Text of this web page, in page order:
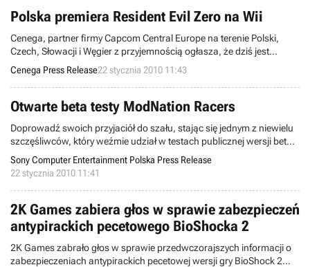
Polska premiera Resident Evil Zero na Wii
Cenega, partner firmy Capcom Central Europe na terenie Polski,
Czech, Słowacji i Węgier z przyjemnością ogłasza, że dziś jest
premiera rewelacyjnej gry na Wii - Resident Evil Zero, gdzie czekają
na Ciebie hordy kreatur do pokonania!
Cenega Press Release22 stycznia 2010 11:43
Otwarte beta testy ModNation Racers
Doprowadź swoich przyjaciół do szału, stając się jednym z niewielu
szczęśliwców, który weźmie udział w testach publicznej wersji beta
gry ModNation Racers.
Sony Computer Entertainment Polska Press Release
22 stycznia 2010 11:41
2K Games zabiera głos w sprawie zabezpieczeń
antypirackich pecetowego BioShocka 2
2K Games zabrało głos w sprawie przedwczorajszych informacji o
zabezpieczeniach antypirackich pecetowej wersji gry BioShock 2